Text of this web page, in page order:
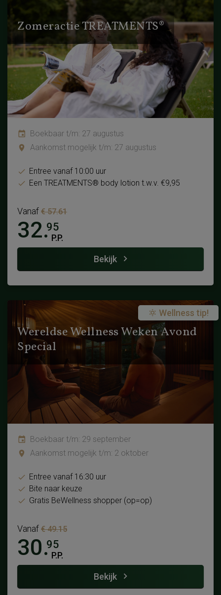
Zomeractie TREATMENTS®
Boekbaar t/m: 27 augustus
Aankomst mogelijk t/m: 27 augustus
Entree vanaf 10:00 uur
Een TREATMENTS® body lotion t.w.v. €9,95
Vanaf € 57.61
32.95
P.P.
Bekijk
Wereldse Wellness Weken Avond
Special
Wellness tip!
Boekbaar t/m: 29 september
Aankomst mogelijk t/m: 2 oktober
Entree vanaf 16:30 uur
Bite naar keuze
Gratis BeWellness shopper (op=op)
Vanaf € 49.15
30.95
P.P.
Bekijk